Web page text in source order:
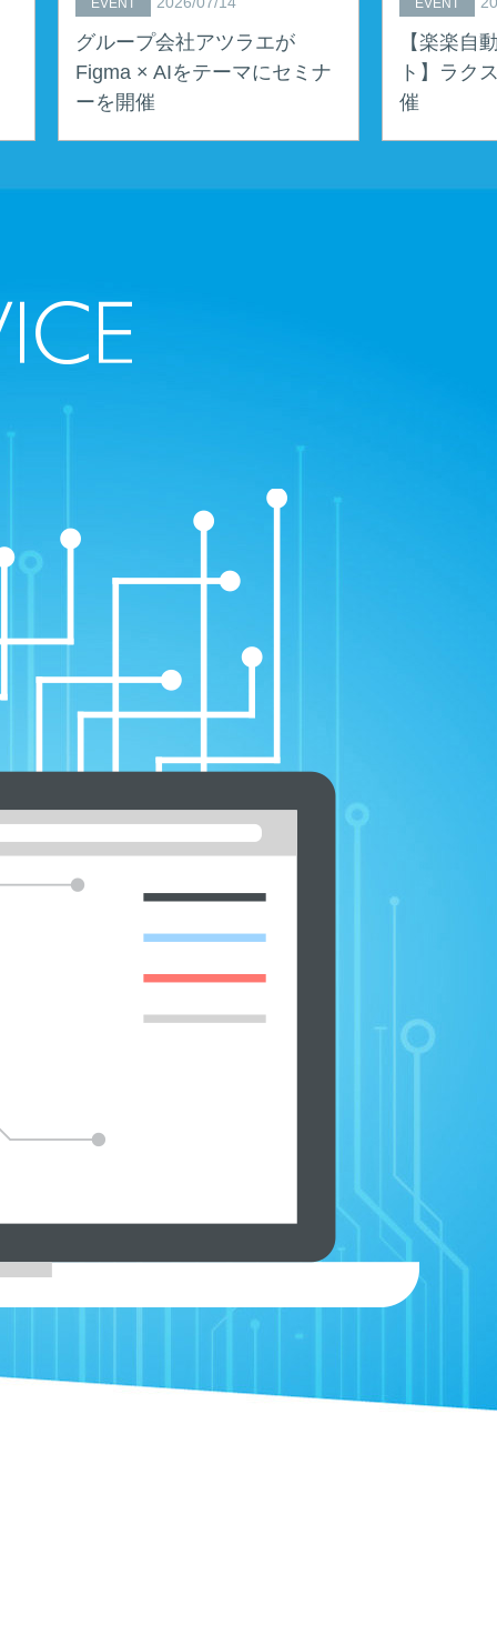
EVENT
グループ会社アツラエが
Figma × AIをテーマにセミナ
ーを開催
EVENT
【楽楽自
ト】ラク
催